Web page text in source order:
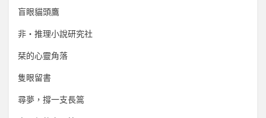
盲眼貓頭鷹
非‧推理小說研究社
栞的心靈角落
隻眼留書
尋夢，撐一支長篙